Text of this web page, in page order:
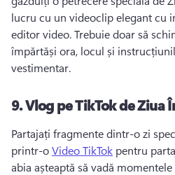
lucru cu un videoclip elegant cu
editor video. Trebuie doar să
împărtăși ora, locul și
vestimentar.
9.Vlog pe TikTok de Ziua
Partajați fragmente dintr-o zi
printr-o Video TikTok pentru
abia așteaptă să vadă